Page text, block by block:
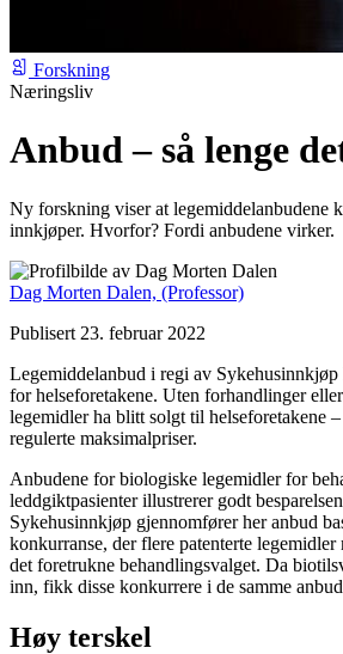
Forskning
Næringsliv
Anbud – så lenge
Ny forskning viser at legemiddelanbudene
innkjøper. Hvorfor? Fordi anbudene virker.
Dag Morten Dalen, (Professor)
Publisert 23. februar 2022
Legemiddelanbud i regi av Sykehusinnkjøp
for helseforetakene. Uten forhandlinger
legemidler ha blitt solgt til helseforetakene
regulerte maksimalpriser.
Anbudene for biologiske legemidler for
leddgiktpasienter illustrerer godt
Sykehusinnkjøp gjennomfører her anbud
konkurranse, der flere patenterte
det foretrukne behandlingsvalget. Da
inn, fikk disse konkurrere i de samme
Høy terskel